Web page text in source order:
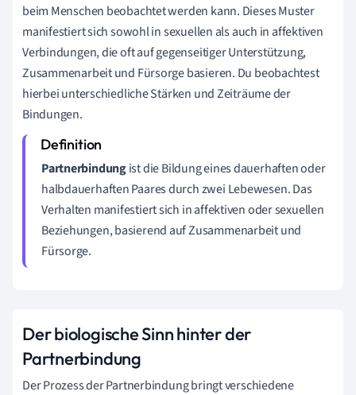
beim Menschen beobachtet werden kann. Dieses Muster
manifestiert sich sowohl in sexuellen als auch in affektiven
Verbindungen, die oft auf gegenseitiger Unterstützung,
Zusammenarbeit und Fürsorge basieren. Du beobachtest
hierbei unterschiedliche Stärken und Zeiträume der
Bindungen.
Partnerbindungist die Bildung eines dauerhaften oder
halbdauerhaften Paares durch zwei Lebewesen. Das
Verhalten manifestiert sich in affektiven oder sexuellen
Beziehungen, basierend auf Zusammenarbeit und
Fürsorge.
Der biologische Sinn hinter der
Partnerbindung
Der Prozess der Partnerbindung bringt verschiedene